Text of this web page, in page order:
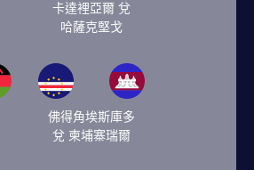
卡達裡亞爾 兌
哈薩克堅戈
佛得角埃斯庫多
兌 柬埔寨瑞爾